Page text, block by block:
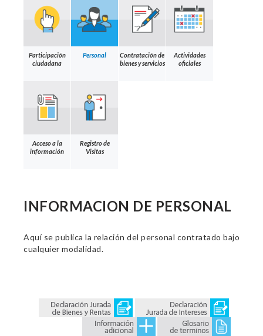
Participación
ciudadana
Personal
Contratación de
bienes y servicios
Actividades
oficiales
Acceso a la
información
Registro de
Visitas
INFORMACION DE PERSONAL
Aquí se publica la relación del personal contratado bajo
cualquier modalidad.